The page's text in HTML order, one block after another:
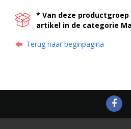
* Van deze
artikel in de categorie
Terug naar beginpagina